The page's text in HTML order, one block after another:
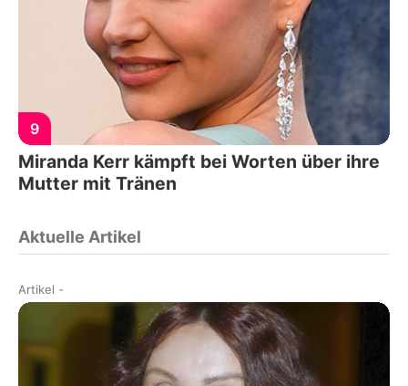
9
Miranda Kerr kämpft bei Worten über ihre
Mutter mit Tränen
Aktuelle Artikel
Artikel -